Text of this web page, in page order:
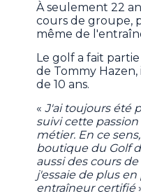
À seulement 22
cours de groupe,
même de
Le golf a fait
de Tommy
de 10 ans.
«J'ai toujours été
suivi cette
métier. En ce
boutique du Golf
aussi des cours
j'essaie de plus
entraîneur certifié